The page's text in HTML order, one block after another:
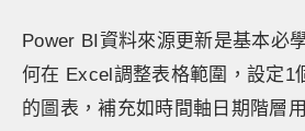
Power BI資料來源更新是基本必
何在 Excel調整表格範圍，設定1
的圖表，補充如時間軸日期階層